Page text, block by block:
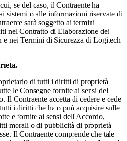
se del caso, il Contraente ha
sistemi o alle informazioni riservate di
sarà soggetto ai termini
nel Contratto di Elaborazione dei
e nei Termini di Sicurezza di Logitech
di tutti i diritti di proprietà
le Consegne fornite ai sensi del
Il Contraente accetta di cedere e cede
i diritti che ha o può acquisire sulle
e fornite ai sensi dell'Accordo,
morali o di pubblicità di proprietà
Il Contraente comprende che tale